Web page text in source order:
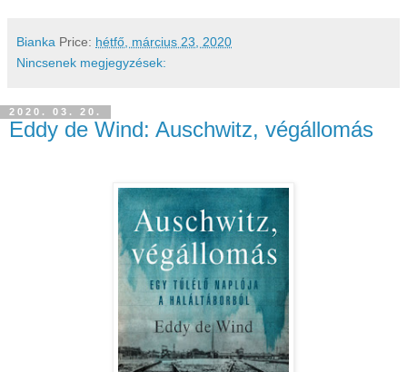
Bianka Price: hétfő, március 23, 2020
Nincsenek megjegyzések:
2020. 03. 20.
Eddy de Wind: Auschwitz, ​végállomás